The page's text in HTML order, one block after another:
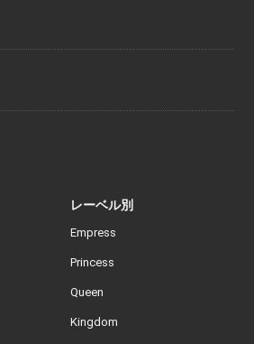
レーベル別
Empress
Princess
Queen
Kingdom